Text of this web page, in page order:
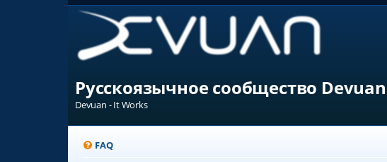
Русскоязычное сообщество
Devuan - It Works
FAQ